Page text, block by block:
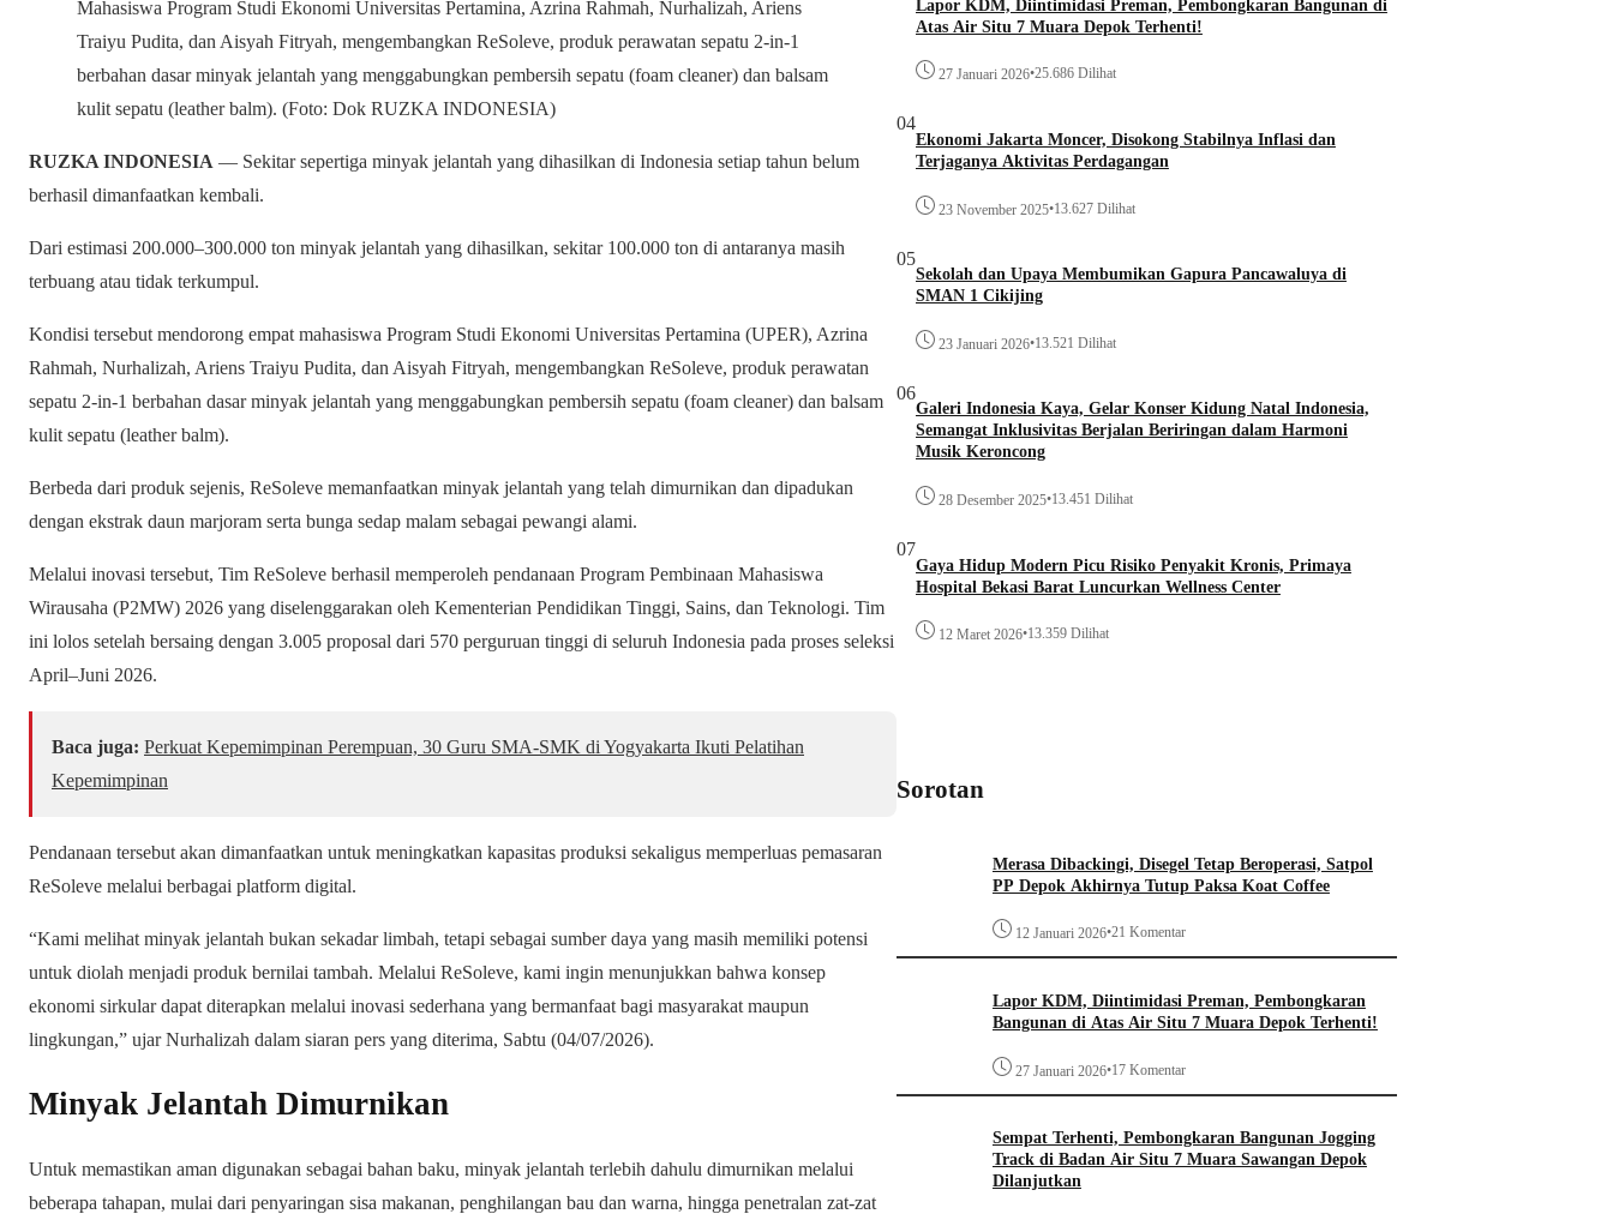
Mahasiswa Program Studi Ekonomi Universitas Pertamina, Azrina Rahmah, Nurhalizah, Ariens
Traiyu Pudita, dan Aisyah Fitryah, mengembangkan ReSoleve, produk perawatan sepatu 2-in-1
berbahan dasar minyak jelantah yang menggabungkan pembersih sepatu (foam cleaner) dan balsam
kulit sepatu (leather balm). (Foto: Dok RUZKA INDONESIA)
RUZKA INDONESIA — Sekitar sepertiga minyak jelantah yang dihasilkan di Indonesia setiap tahun belum
berhasil dimanfaatkan kembali.
Dari estimasi 200.000–300.000 ton minyak jelantah yang dihasilkan, sekitar 100.000 ton di antaranya masih
terbuang atau tidak terkumpul.
Kondisi tersebut mendorong empat mahasiswa Program Studi Ekonomi Universitas Pertamina (UPER), Azrina
Rahmah, Nurhalizah, Ariens Traiyu Pudita, dan Aisyah Fitryah, mengembangkan ReSoleve, produk perawatan
sepatu 2-in-1 berbahan dasar minyak jelantah yang menggabungkan pembersih sepatu (foam cleaner) dan balsam
kulit sepatu (leather balm).
Berbeda dari produk sejenis, ReSoleve memanfaatkan minyak jelantah yang telah dimurnikan dan dipadukan
dengan ekstrak daun marjoram serta bunga sedap malam sebagai pewangi alami.
Melalui inovasi tersebut, Tim ReSoleve berhasil memperoleh pendanaan Program Pembinaan Mahasiswa
Wirausaha (P2MW) 2026 yang diselenggarakan oleh Kementerian Pendidikan Tinggi, Sains, dan Teknologi. Tim
ini lolos setelah bersaing dengan 3.005 proposal dari 570 perguruan tinggi di seluruh Indonesia pada proses seleksi
April–Juni 2026.
Baca juga: Perkuat Kepemimpinan Perempuan, 30 Guru SMA-SMK di Yogyakarta Ikuti Pelatihan
Kepemimpinan
Pendanaan tersebut akan dimanfaatkan untuk meningkatkan kapasitas produksi sekaligus memperluas pemasaran
ReSoleve melalui berbagai platform digital.
“Kami melihat minyak jelantah bukan sekadar limbah, tetapi sebagai sumber daya yang masih memiliki potensi
untuk diolah menjadi produk bernilai tambah. Melalui ReSoleve, kami ingin menunjukkan bahwa konsep
ekonomi sirkular dapat diterapkan melalui inovasi sederhana yang bermanfaat bagi masyarakat maupun
lingkungan,” ujar Nurhalizah dalam siaran pers yang diterima, Sabtu (04/07/2026).
Minyak Jelantah Dimurnikan
Untuk memastikan aman digunakan sebagai bahan baku, minyak jelantah terlebih dahulu dimurnikan melalui
beberapa tahapan, mulai dari penyaringan sisa makanan, penghilangan bau dan warna, hingga penetralan zat-zat
Lapor KDM, Diintimidasi Preman, Pembongkaran Bangunan di
Atas Air Situ 7 Muara Depok Terhenti!
27 Januari 2026•25.686 Dilihat
04
Ekonomi Jakarta Moncer, Disokong Stabilnya Inflasi dan
Terjaganya Aktivitas Perdagangan
23 November 2025•13.627 Dilihat
05
Sekolah dan Upaya Membumikan Gapura Pancawaluya di
SMAN 1 Cikijing
23 Januari 2026•13.521 Dilihat
06
Galeri Indonesia Kaya, Gelar Konser Kidung Natal Indonesia,
Semangat Inklusivitas Berjalan Beriringan dalam Harmoni
Musik Keroncong
28 Desember 2025•13.451 Dilihat
07
Gaya Hidup Modern Picu Risiko Penyakit Kronis, Primaya
Hospital Bekasi Barat Luncurkan Wellness Center
12 Maret 2026•13.359 Dilihat
Sorotan
Merasa Dibackingi, Disegel Tetap Beroperasi, Satpol
PP Depok Akhirnya Tutup Paksa Koat Coffee
12 Januari 2026•21 Komentar
Lapor KDM, Diintimidasi Preman, Pembongkaran
Bangunan di Atas Air Situ 7 Muara Depok Terhenti!
27 Januari 2026•17 Komentar
Sempat Terhenti, Pembongkaran Bangunan Jogging
Track di Badan Air Situ 7 Muara Sawangan Depok
Dilanjutkan